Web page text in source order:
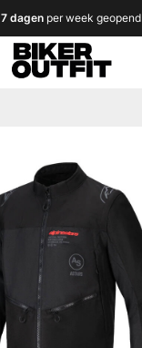
7 dagenper week geopend